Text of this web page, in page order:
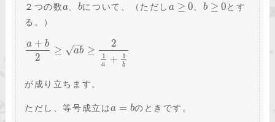
２つの数a 、bについて、（ただし a ≥ 0 b ≥ 0とす
る。）
a + b
2
≥ ab
−−
√ ≥
2
1
a + 1
b
が成り立ちます。
ただし、等号成立はa = bのときです。